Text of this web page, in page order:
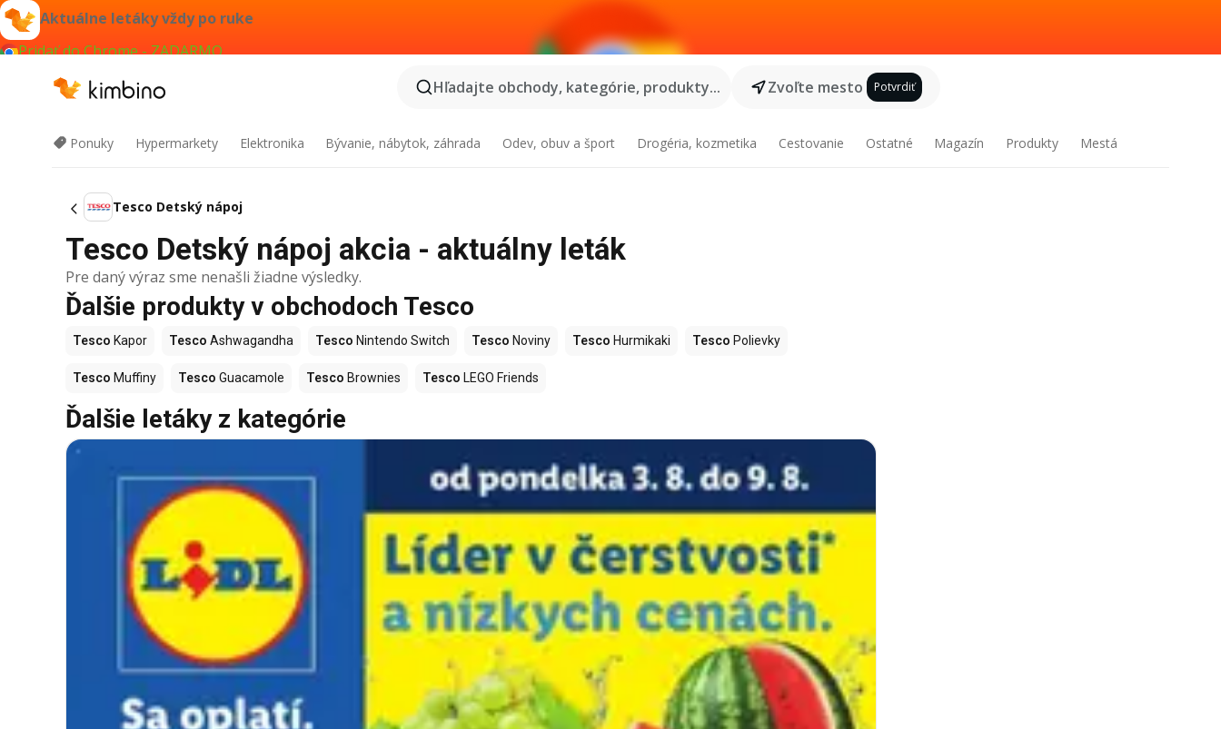
Aktuálne letáky vždy po ruke
Pridať do Chrome - ZADARMO
Hľadajte obchody, kategórie, produkty...
Zvoľte mesto Potvrdiť
Ponuky Hypermarkety Elektronika Bývanie, nábytok, záhrada Odev, obuv a šport Drogéria, kozmetika Cestovanie Ostatné Magazín Produkty Mestá
Tesco Detský nápoj
Tesco Detský nápoj akcia - aktuálny leták
Pre daný výraz sme nenašli žiadne výsledky.
Ďalšie produkty v obchodoch Tesco
Tesco Kapor Tesco Ashwagandha Tesco Nintendo Switch Tesco Noviny Tesco Hurmikaki Tesco Polievky
Tesco Muffiny Tesco Guacamole Tesco Brownies Tesco LEGO Friends
Ďalšie letáky z kategórie